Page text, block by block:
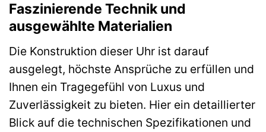
Faszinierende Technik und
ausgewählte Materialien
Die Konstruktion dieser Uhr ist darauf
ausgelegt, höchste Ansprüche zu erfüllen und
Ihnen ein Tragegefühl von Luxus und
Zuverlässigkeit zu bieten. Hier ein detaillierter
Blick auf die technischen Spezifikationen und